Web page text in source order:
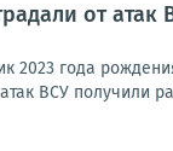
от атак
2023 года
ВСУ получили